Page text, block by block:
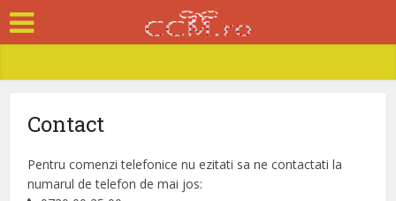
Contact
Pentru comenzi telefonice nu ezitati sa ne contactati la
numarul de telefon de mai jos: